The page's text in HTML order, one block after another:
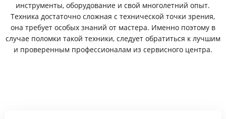
инструменты, оборудование и свой многолетний опыт.
Техника достаточно сложная с технической точки зрения,
она требует особых знаний от мастера. Именно поэтому в
случае поломки такой техники, следует обратиться к лучшим
и проверенным профессионалам из сервисного центра.